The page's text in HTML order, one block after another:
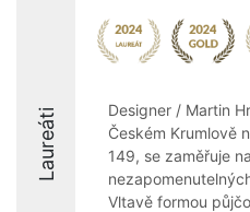
Laureáti
Designer / Martin
Českém Krumlově
149, se zaměřuje
Vltavě formou